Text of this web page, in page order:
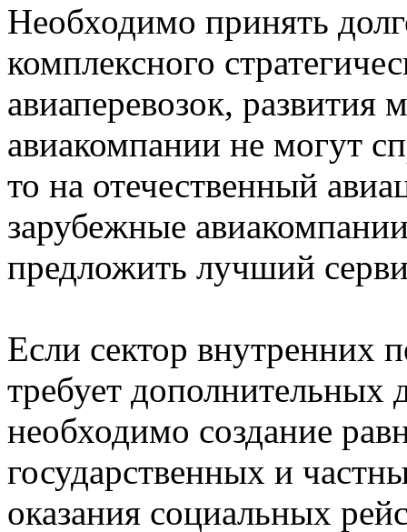
Необходимо принять
комплексного
авиаперевозок,
авиакомпании не могут
то на отечественный
зарубежные
предложить лучший
Если сектор внутренних
требует дополнительных
необходимо создание
государственных и
оказания социальных